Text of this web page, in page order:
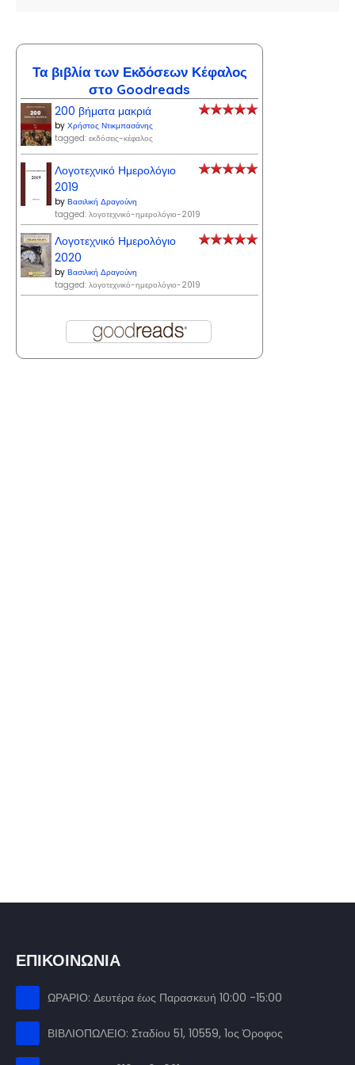
Τα βιβλία των Εκδόσεων Κέφαλος
στο Goodreads
200 βήματα μακριά
by Χρήστος Ντικμπασάνης
tagged: εκδόσεις-κέφαλος
Λογοτεχνικό Ημερολόγιο
2019
by Βασιλική Δραγούνη
tagged: λογοτεχνικό-ημερολόγιο-2019
Λογοτεχνικό Ημερολόγιο
2020
by Βασιλική Δραγούνη
tagged: λογοτεχνικό-ημερολόγιο-2019
ΕΠΙΚΟΙΝΩΝΙΑ
ΩΡΑΡΙΟ: Δευτέρα έως Παρασκευή 10:00 -15:00
ΒΙΒΛΙΟΠΩΛΕΙΟ: Σταδίου 51, 10559, 1ος Όροφος